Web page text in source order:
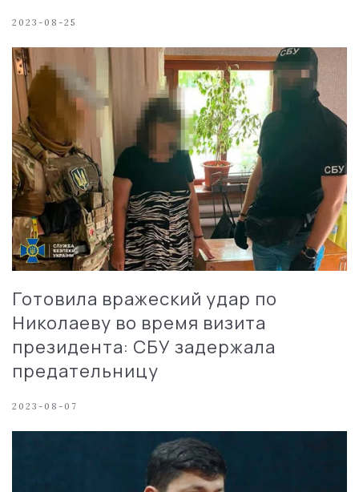
2023-08-25
Готовила вражеский удар по
Николаеву во время визита
президента: СБУ задержала
предательницу
2023-08-07